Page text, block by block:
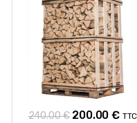
240.00€ Le
200.00€Le
TTC